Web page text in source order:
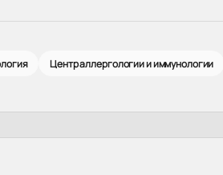
Центр аллергологии и иммунологии